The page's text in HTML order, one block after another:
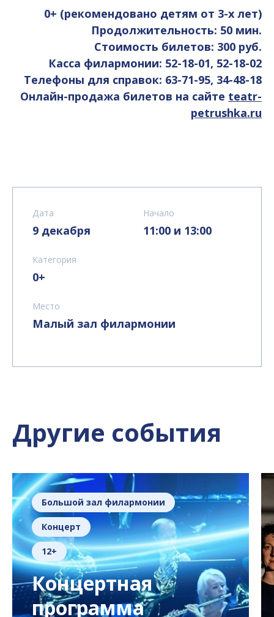
0+ (рекомендовано детям от 3-х лет)
Продолжительность: 50 мин.
Стоимость билетов: 300 руб.
Касса филармонии: 52-18-01, 52-18-02
Телефоны для справок: 63-71-95, 34-48-18
Онлайн-продажа билетов на сайте teatr-
petrushka.ru
Дата
9 декабря
Начало
11:00 и 13:00
Категория
0+
Место
Малый зал филармонии
Другие события
Большой зал филармонии
Концерт
12+
Концертная
программа